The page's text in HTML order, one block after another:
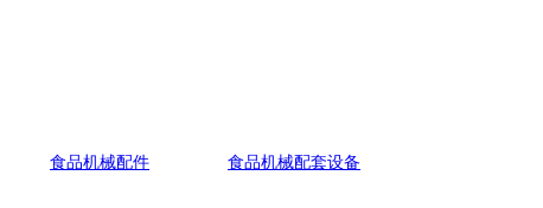
食品机械配件
食品机械配套设备